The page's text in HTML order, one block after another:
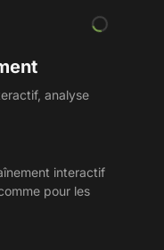
analyse
interactif
pour les